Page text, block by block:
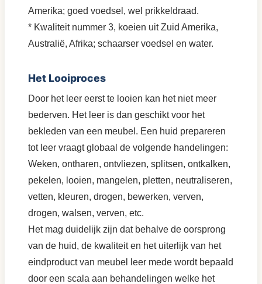
Amerika; goed voedsel, wel prikkeldraad.
* Kwaliteit nummer 3, koeien uit Zuid Amerika,
Australië, Afrika; schaarser voedsel en water.
Het Looiproces
Door het leer eerst te looien kan het niet meer
bederven. Het leer is dan geschikt voor het
bekleden van een meubel. Een huid prepareren
tot leer vraagt globaal de volgende handelingen:
Weken, ontharen, ontvliezen, splitsen, ontkalken,
pekelen, looien, mangelen, pletten, neutraliseren,
vetten, kleuren, drogen, bewerken, verven,
drogen, walsen, verven, etc.
Het mag duidelijk zijn dat behalve de oorsprong
van de huid, de kwaliteit en het uiterlijk van het
eindproduct van meubel leer mede wordt bepaald
door een scala aan behandelingen welke het